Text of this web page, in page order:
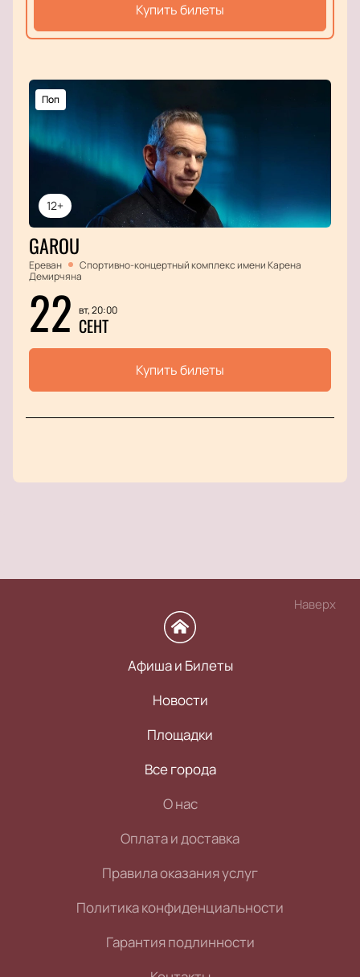
Купить билеты
12+
Поп
GAROU
Ереван
Спортивно-концертный комплекс имени Карена
Демирчяна
22 вт, 20:00
СЕНТ
Купить билеты
Наверх
Афиша и Билеты
Новости
Площадки
Все города
О нас
Оплата и доставка
Правила оказания услуг
Политика конфиденциальности
Гарантия подлинности